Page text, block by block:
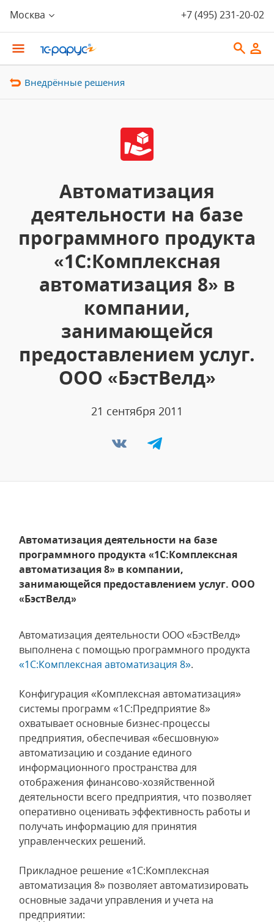
Москва +7 (495) 231-20-02
Внедрённые решения
Автоматизация
деятельности на базе
программного продукта
«1С:Комплексная
автоматизация 8» в
компании,
занимающейся
предоставлением услуг.
ООО «БэстВелд»
21 сентября 2011
Автоматизация деятельности на базе
программного продукта «1С:Комплексная
автоматизация 8» в компании,
занимающейся предоставлением услуг. ООО
«БэстВелд»
Автоматизация деятельности ООО «БэстВелд»
выполнена с помощью программного продукта
«1С:Комплексная автоматизация 8».
Конфигурация «Комплексная автоматизация»
системы программ «1С:Предприятие 8»
охватывает основные бизнес-процессы
предприятия, обеспечивая «бесшовную»
автоматизацию и создание единого
информационного пространства для
отображения финансово-хозяйственной
деятельности всего предприятия, что позволяет
оперативно оценивать эффективность работы и
получать информацию для принятия
управленческих решений.
Прикладное решение «1С:Комплексная
автоматизация 8» позволяет автоматизировать
основные задачи управления и учета на
предприятии: